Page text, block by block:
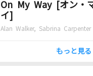
On My Way [オン・
イ]
Alan Walker, Sabrina
もっと見る